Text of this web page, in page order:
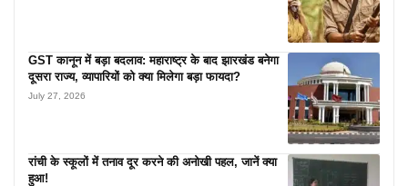
GST कानून में बड़ा बदलाव: महाराष्ट्र के बाद झारखंड बनेगा
दूसरा राज्य, व्यापारियों को क्या मिलेगा बड़ा फायदा?
July 27, 2026
रांची के स्कूलों में तनाव दूर करने की अनोखी पहल, जानें क्या
हुआ!